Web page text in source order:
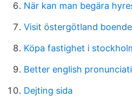
När kan man begära
Visit östergötland boende
Köpa fastighet i
Better english
Dejting sida